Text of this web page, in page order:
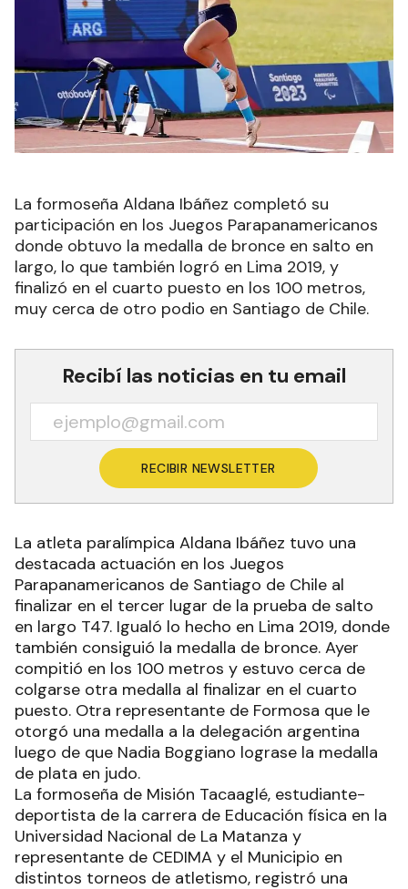
La formoseña Aldana Ibáñez completó su
participación en los Juegos Parapanamericanos
donde obtuvo la medalla de bronce en salto en
largo, lo que también logró en Lima 2019, y
finalizó en el cuarto puesto en los 100 metros,
muy cerca de otro podio en Santiago de Chile.
Recibí las noticias en tu email
RECIBIR NEWSLETTER
La atleta paralímpica Aldana Ibáñez tuvo una
destacada actuación en los Juegos
Parapanamericanos de Santiago de Chile al
finalizar en el tercer lugar de la prueba de salto
en largo T47. Igualó lo hecho en Lima 2019, donde
también consiguió la medalla de bronce. Ayer
compitió en los 100 metros y estuvo cerca de
colgarse otra medalla al finalizar en el cuarto
puesto. Otra representante de Formosa que le
otorgó una medalla a la delegación argentina
luego de que Nadia Boggiano lograse la medalla
de plata en judo.
La formoseña de Misión Tacaaglé, estudiante-
deportista de la carrera de Educación física en la
Universidad Nacional de La Matanza y
representante de CEDIMA y el Municipio en
distintos torneos de atletismo, registró una